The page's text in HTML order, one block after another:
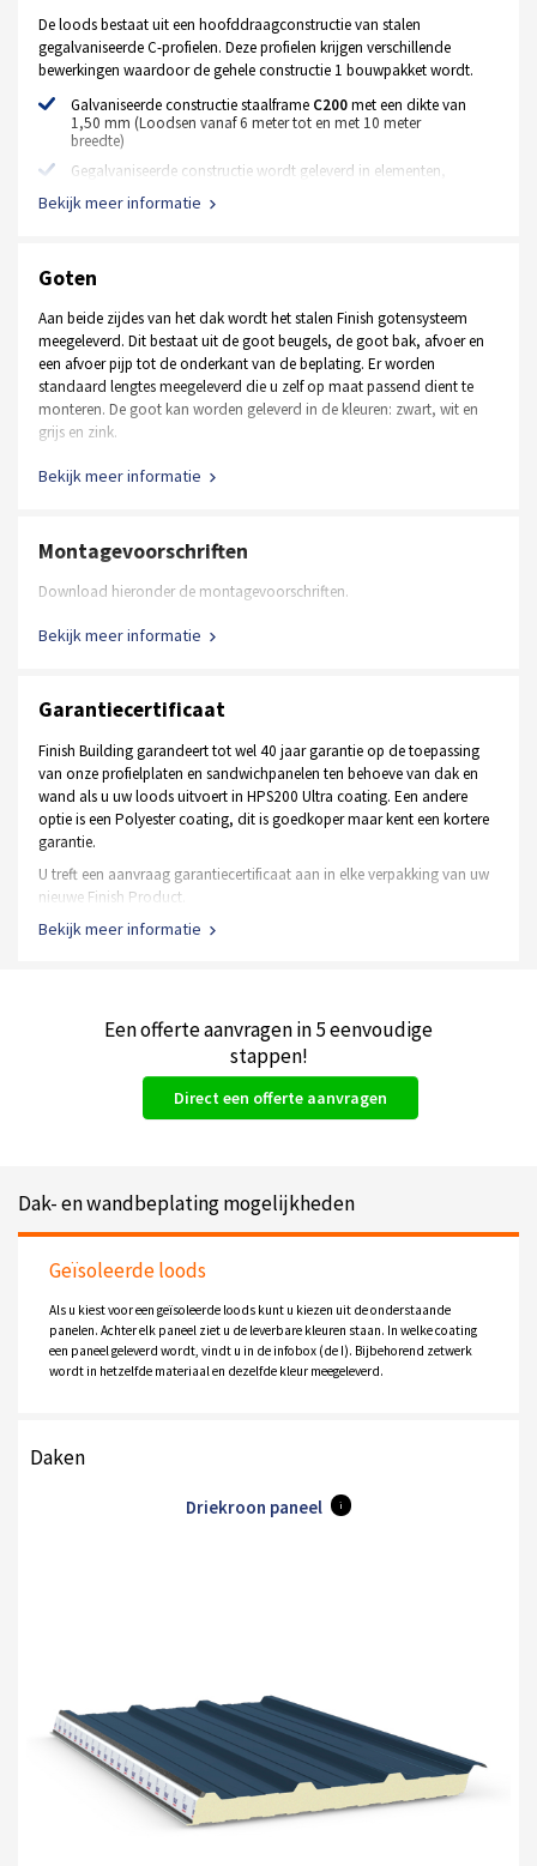
Geïsoleerde stalen MZ loopdeur
Standaard kleur RAL 9002 wit, RAL 7016 antraciet
Afmeting 1000 mm x 2125 mm
Extra opties
Elektrische motor met bedieningspaneel en afstandsbediening
Stalen loopdeur in andere afmetingen en RAL kleuren
Raamkozijnen, vastglas en draaikiep
Ontvang een op maat gemaakte offerte
De loods bestaat uit een hoofddraagconstructie van stalen
gegalvaniseerde C-profielen. Deze profielen krijgen verschillende
bewerkingen waardoor de gehele constructie 1 bouwpakket wordt.
Galvaniseerde constructie staalframe C200met een dikte van
1,50 mm (Loodsen vanaf 6 meter tot en met 10 meter
breedte)
Gegalvaniseerde constructie wordt geleverd in elementen,
Constructie koppelplaten
ringen, schroeven, betonschroeven e.d.)
Bekijk meer informatie
Goten
Aan beide zijdes van het dak wordt het stalen Finish gotensysteem
meegeleverd. Dit bestaat uit de goot beugels, de goot bak, afvoer en
een afvoer pijp tot de onderkant van de beplating. Er worden
standaard lengtes meegeleverd die u zelf op maat passend dient te
monteren. De goot kan worden geleverd in de kleuren: zwart, wit en
grijs en zink.
Bekijk meer informatie
Montagevoorschriften
Download hieronder de montagevoorschriften.
Bekijk meer informatie
Garantiecertificaat
Finish Building garandeert tot wel 40 jaar garantie op de toepassing
van onze profielplaten en sandwichpanelen ten behoeve van dak en
wand als u uw loods uitvoert in HPS200 Ultra coating. Een andere
optie is een Polyester coating, dit is goedkoper maar kent een kortere
garantie.
U treft een aanvraag garantiecertificaat aan in elke verpakking van uw
nieuwe Finish Product.
De staal frame constructie heeft een garantie van 10 jaar op
Alle soorten deuren hebben een gebruiksgarantie van 1 jaar
Bekijk meer informatie
Een offerte aanvragen in 5 eenvoudige
stappen!
Direct een offerte aanvragen
Dak- en wandbeplating mogelijkheden
Geïsoleerde loods
Als u kiest voor een geïsoleerde loods kunt u kiezen uit de onderstaande
panelen. Achter elk paneel ziet u de leverbare kleuren staan. In welke coating
een paneel geleverd wordt, vindt u in de infobox (de I). Bijbehorend zetwerk
wordt in hetzelfde materiaal en dezelfde kleur meegeleverd.
Daken
Driekroon paneel i